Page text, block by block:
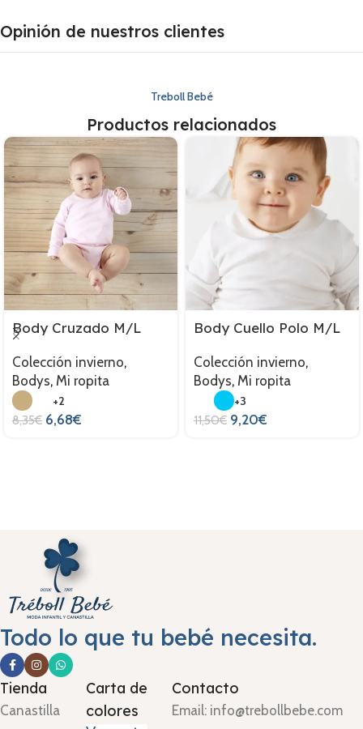
Opinión de nuestros clientes
Treboll Bebé
Productos relacionados
Body Cruzado M/L
Colección invierno,
Bodys, Mi ropita
+2
8,35€ 6,68€
Body Cuello Polo M/L
Colección invierno,
Bodys, Mi ropita
+3
11,50€ 9,20€
Todo lo que tu bebé necesita.
Tienda
Canastilla
Carta de
colores
Contacto
Email: info@trebollbebe.com